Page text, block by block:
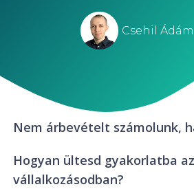
Csehil Ádám
Nem árbevételt számolunk,
Hogyan ültesd gyakorlatba
vállalkozásodban?